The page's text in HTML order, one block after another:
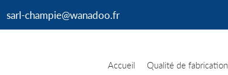
Accueil Qualité de fabrication